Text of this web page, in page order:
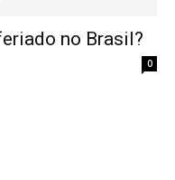
no Brasil?
0